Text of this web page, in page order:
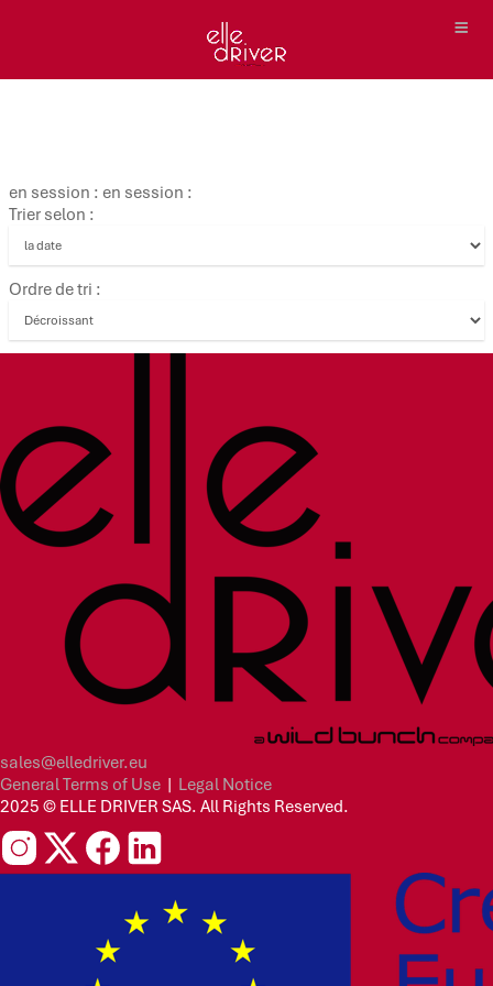
en session : en session :
Trier selon :
Ordre de tri :
sales@elledriver.eu
General Terms of Use | Legal Notice
2025 © ELLE DRIVER SAS. All Rights Reserved.